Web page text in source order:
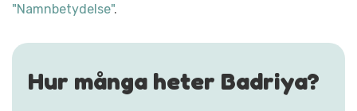
"Namnbetydelse".
Hur många heter Badriya?